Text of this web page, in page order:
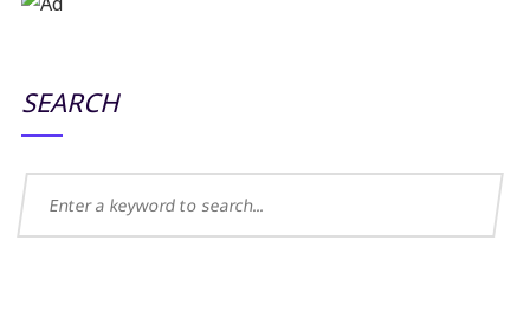
SEARCH